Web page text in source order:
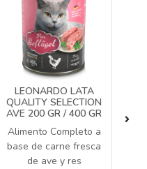
LEONARDO LATA
QUALITY SELECTION
AVE 200 GR / 400 GR
Alimento Completo a
base de carne fresca
de ave y res